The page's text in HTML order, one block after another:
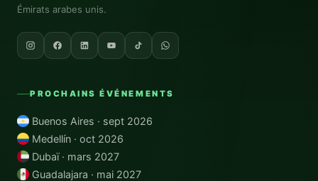
Émirats arabes unis.
PROCHAINS ÉVÉNEMENTS
Buenos Aires · sept 2026
Medellín · oct 2026
Dubaï · mars 2027
Guadalajara · mai 2027